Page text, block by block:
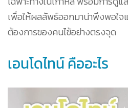
เพื่อให้ผลลัพธ์ออกมาน่าพึงพอใจ
ต้องการของคนไข้อย่างตรงจุด
เอนโดไทน์ คืออะไร